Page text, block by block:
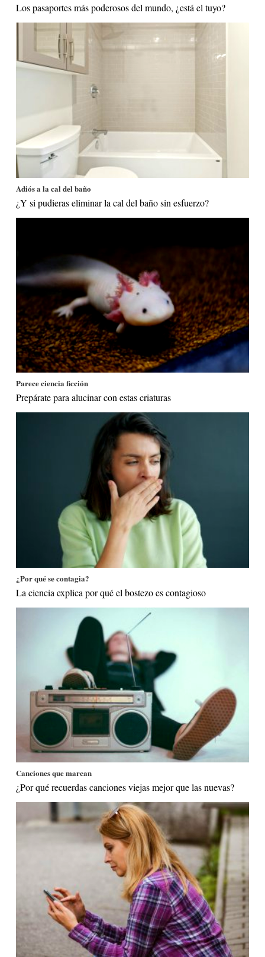
Los pasaportes más poderosos del mundo, ¿está el tuyo?
Adiós a la cal del baño
¿Y si pudieras eliminar la cal del baño sin esfuerzo?
Parece ciencia ficción
Prepárate para alucinar con estas criaturas
¿Por qué se contagia?
La ciencia explica por qué el bostezo es contagioso
Canciones que marcan
¿Por qué recuerdas canciones viejas mejor que las nuevas?